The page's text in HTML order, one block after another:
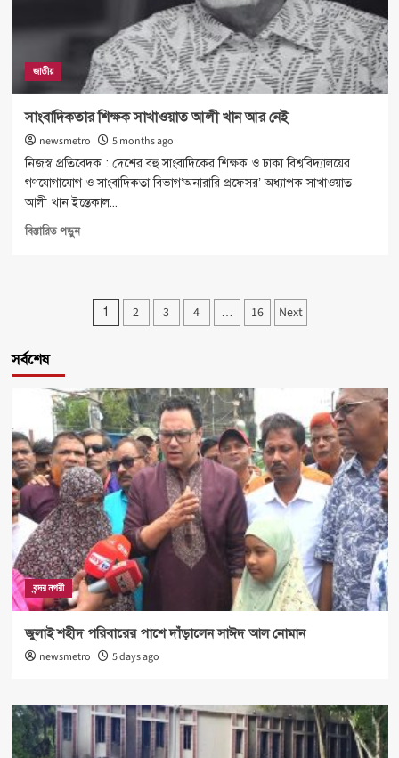
জাতীয়
সাংবাদিকতার শিক্ষক সাখাওয়াত আলী খান আর নেই
newsmetro
5 months ago
নিজস্ব প্রতিবেদক : দেশের বহু সাংবাদিকের শিক্ষক ও ঢাকা বিশ্ববিদ্যালয়ের
গণযোগাযোগ ও সাংবাদিকতা বিভাগ‘অনারারি প্রফেসর’ অধ্যাপক সাখাওয়াত
আলী খান ইন্তেকাল...
বিস্তারিত পড়ুনRead
শিক্ষক
সাখাওয়াতPosts
1 2 3 4 … 16 Next
সর্বশেষ
বন্দর নগরী
জুলাই শহীদ পরিবারের পাশে দাঁড়ালেন সাঈদ আল নোমান
newsmetro 5 days ago